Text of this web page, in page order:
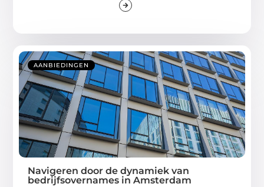
AANBIEDINGEN
Navigeren door de dynamiek van
bedrijfsovernames in Amsterdam